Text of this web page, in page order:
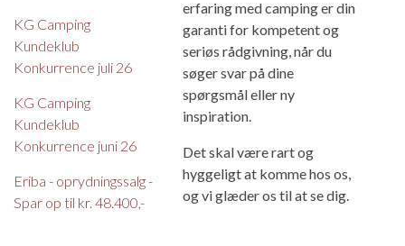
KG Camping
Kundeklub
Konkurrence juli 26
KG Camping
Kundeklub
Konkurrence juni 26
Eriba - oprydningssalg -
Spar op til kr. 48.400,-
erfaring med camping er din
garanti for kompetent og
seriøs rådgivning, når du
søger svar på dine
spørgsmål eller ny
inspiration.
Det skal være rart og
hyggeligt at komme hos os,
og vi glæder os til at se dig.